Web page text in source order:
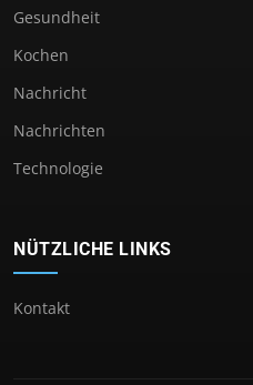
Gesundheit
Kochen
Nachricht
Nachrichten
Technologie
NÜTZLICHE LINKS
Kontakt